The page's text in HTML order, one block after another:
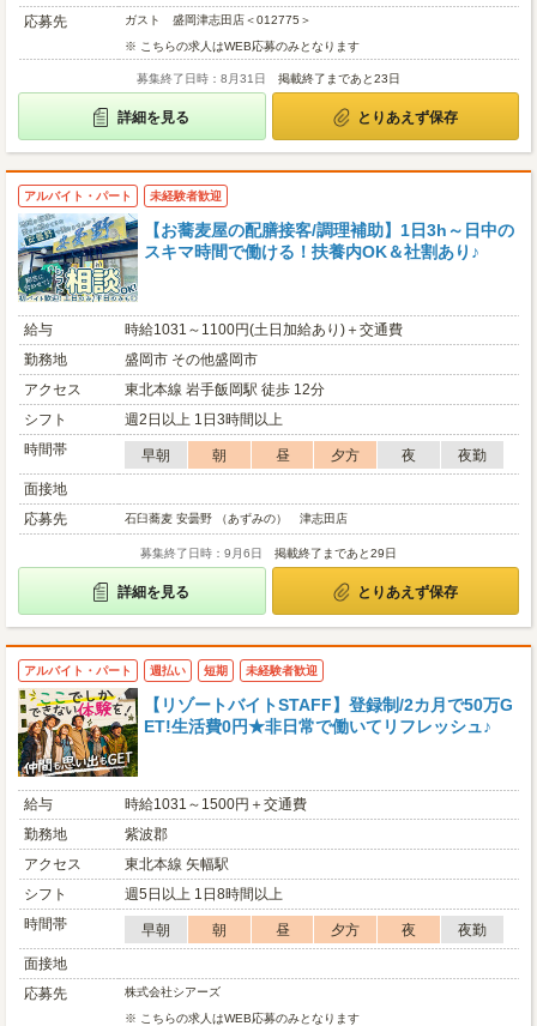
応募先
ガスト 盛岡津志田店＜012775＞
※ こちらの求人はWEB応募のみとなります
募集終了日時：8月31日 掲載終了まであと23日
詳細を見る とりあえず保存
アルバイト・パート 未経験者歓迎
【お蕎麦屋の配膳接客/調理補助】1日3h～日中の
スキマ時間で働ける！扶養内OK＆社割あり♪
給与
時給1031～1100円(土日加給あり)＋交通費
勤務地
盛岡市 その他盛岡市
アクセス
東北本線 岩手飯岡駅 徒歩 12分
シフト
週2日以上 1日3時間以上
時間帯
早朝 朝 昼 夕方 夜
夜勤
面接地
応募先
石臼蕎麦 安曇野 （あずみの） 津志田店
募集終了日時：9月6日 掲載終了まであと29日
詳細を見る とりあえず保存
アルバイト・パート 週払い 短期 未経験者歓迎
【リゾートバイトSTAFF】登録制/2カ月で50万G
ET!生活費0円★非日常で働いてリフレッシュ♪
給与
時給1031～1500円＋交通費
勤務地
紫波郡
アクセス
東北本線 矢幅駅
シフト
週5日以上 1日8時間以上
時間帯
早朝 朝 昼 夕方 夜
夜勤
面接地
応募先
株式会社シアーズ
※ こちらの求人はWEB応募のみとなります